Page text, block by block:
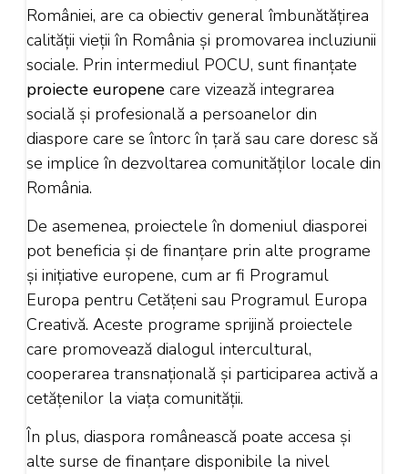
României, are ca obiectiv general îmbunătățirea
calității vieții în România și promovarea incluziunii
sociale. Prin intermediul POCU, sunt finanțate
proiecte europene care vizează integrarea
socială și profesională a persoanelor din
diaspore care se întorc în țară sau care doresc să
se implice în dezvoltarea comunităților locale din
România.
De asemenea, proiectele în domeniul diasporei
pot beneficia și de finanțare prin alte programe
și inițiative europene, cum ar fi Programul
Europa pentru Cetățeni sau Programul Europa
Creativă. Aceste programe sprijină proiectele
care promovează dialogul intercultural,
cooperarea transnațională și participarea activă a
cetățenilor la viața comunității.
În plus, diaspora românească poate accesa și
alte surse de finanțare disponibile la nivel